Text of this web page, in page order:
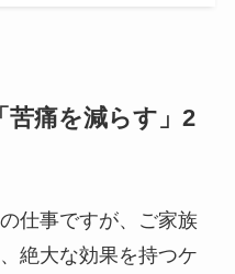
苦痛を減らす」2
仕事ですが、ご家族
絶大な効果を持つケ